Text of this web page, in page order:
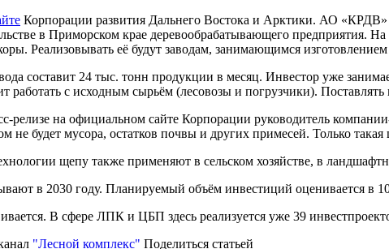
Корпорации развития Дальнего Востока и Арктики. АО «КРДВ»
в Приморском крае деревообрабатывающего предприятия.
Реализовывать её будут заводам, занимающимся
составит 24 тыс. тонн продукции в месяц. Инвестор уже
работать с исходным сырьём (лесовозы и погрузчики).
релизе на официальном сайте Корпорации руководитель
не будет мусора, остатков почвы и других примесей. Только
щепу также применяют в сельском хозяйстве, в
в 2030 году. Планируемый объём инвестиций оценивается в
В сфере ЛПК и ЦБП здесь реализуется уже 39
"Лесной комплекс" Поделиться статьей